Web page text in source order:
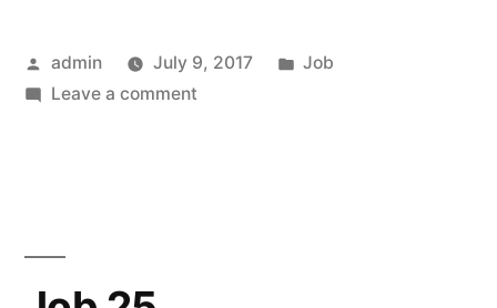
Posted
by
admin July 9, 2017
Posted
Job
Leave a commenton